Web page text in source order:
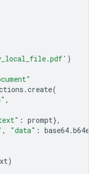
)
.create(
,
: prompt},
, "data" : base64.
)